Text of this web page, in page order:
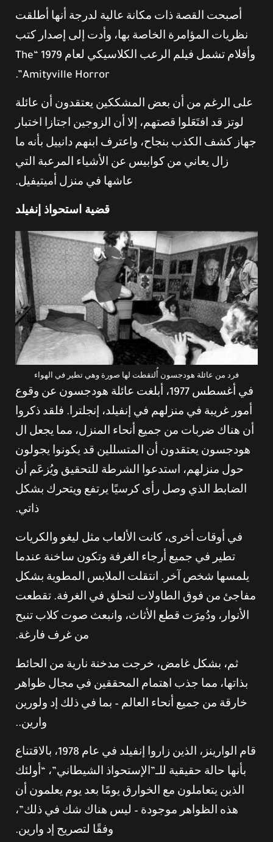
أصبحت القصة ذات مكانة عالية لدرجة أنها أطلقت
نظريات المؤامرة الخاصة بها، وأدت إلى إصدار كتب
وأفلام تشمل فيلم الرعب الكلاسيكي لعام 1979 “The
Amityville Horror”.
على الرغم من أن بعض المشككين يعتقدون أن عائلة
لوتز قد افتَعَلوا قصتهم، إلا أن الزوجين اجتازا اختبار
جهاز كشف الكذب بنجاح، واعترف ابنهم دانييل بأنه ما
زال يعاني من كوابيس عن الأشياء المرعبة التي
عاشها في منزل أميتيفيل.
قضية استحواذ إنفيلد
فرد من عائلة هودجسون أُلتقطت لها صورة وهي تطير في الهواء
في أغسطس 1977، أبلغت عائلة هودجسون عن وقوع
أمور غريبة في منزلهم في إنفيلد، إنجلترا. فلقد ذكروا
أن هناك ضربات من جميع أنحاء المنزل، مما يجعل ال
هودجسون يعتقدون أن المتسللين قد يكونوا يجولون
حول منزلهم، استدعوا الشرطة للتحقيق ويُزعَم أن
الضابط الذي وصل رأى كرسيًا يرتفع ويتحرك بشكل
ذاتي.
في أوقات أخرى، كانت الألعاب مثل ليغو والكريات
تطير في جميع أرجاء الغرفة وتكون ساخنة عندما
يلمسها شخص آخر. انتقلت الملابس المطوية بشكل
مفاجئ من فوق الطاولات لتحلق في الغرفة. تقطعت
الأنوار، ودُمِرَت قطع الأثاث، وانبعث صوت كلاب تنبح
من غرف فارغة.
ثم، بشكل غامض، خرجت مدخنة نارية من الحائط
بذاتها، مما جذب اهتمام المحققين في مجال ظواهر
خارقة من جميع أنحاء العالم – بما في ذلك إد ولورين
وارين..
قام الوارينز، الذين زاروا إنفيلد في عام 1978، بالاقتناع
بأنها حالة حقيقية للـ”الإستحواذ الشيطاني”، “أولئك
الذين يتعاملون مع الخوارق يومًا بعد يوم يعلمون أن
هذه الظواهر موجودة – ليس هناك شك في ذلك”،
وفقًا لتصريح إد وارين.